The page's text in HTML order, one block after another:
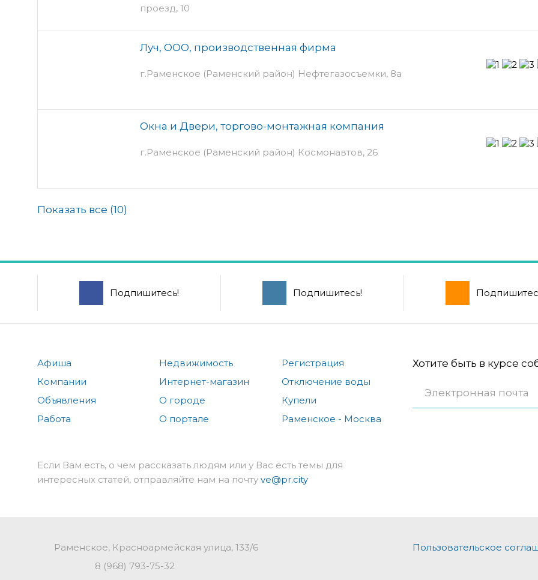
проезд, 10
Луч, ООО, производственная фирма
г.Раменское (Раменский район) Нефтегазосъемки, 8а
Окна и Двери, торгово-монтажная компания
г.Раменское (Раменский район) Космонавтов, 26
Показать все (10)
Подпишитесь! Подпишитесь!
Афиша
Компании
Объявления
Работа
Недвижимость
Интернет-магазин
О городе
О портале
Регистрация
Отключение воды
Купели
Раменское - Москва
Хотите быть в курсе
Если Вам есть, о чем рассказать людям или у Вас есть темы для
интересных статей, отправляйте нам на почту ve@pr.city
Раменское, Красноармейская улица, 133/6
8 (968) 793-75-32
Пользовательское